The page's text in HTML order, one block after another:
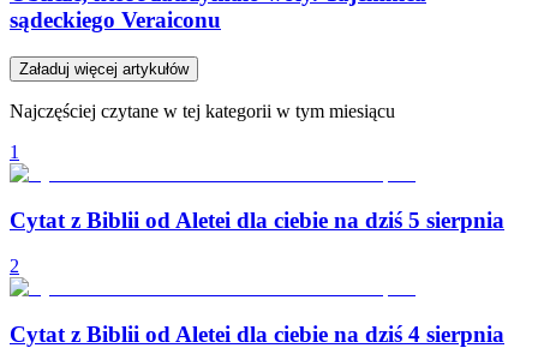
sądeckiego Veraiconu
Załaduj więcej artykułów
Najczęściej czytane w tej kategorii w tym miesiącu
1
Cytat z Biblii od Aletei dla ciebie na dziś 5 sierpnia
2
Cytat z Biblii od Aletei dla ciebie na dziś 4 sierpnia